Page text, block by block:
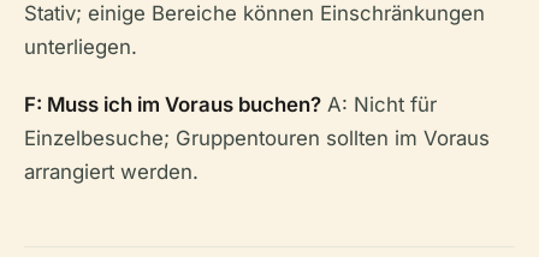
Stativ; einige Bereiche können Einschränkungen
unterliegen.
F: Muss ich im Voraus buchen? A: Nicht für
Einzelbesuche; Gruppentouren sollten im Voraus
arrangiert werden.